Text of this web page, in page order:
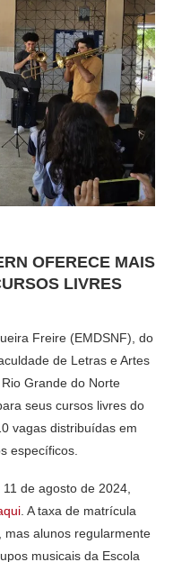
OFERECE MAIS
LIVRES
Freire (EMDSNF), do
de Letras e Artes
Grande do Norte
seus cursos livres do
vagas distribuídas em
específicos.
de agosto de 2024,
. A taxa de matrícula
mas alunos regularmente
musicais da Escola